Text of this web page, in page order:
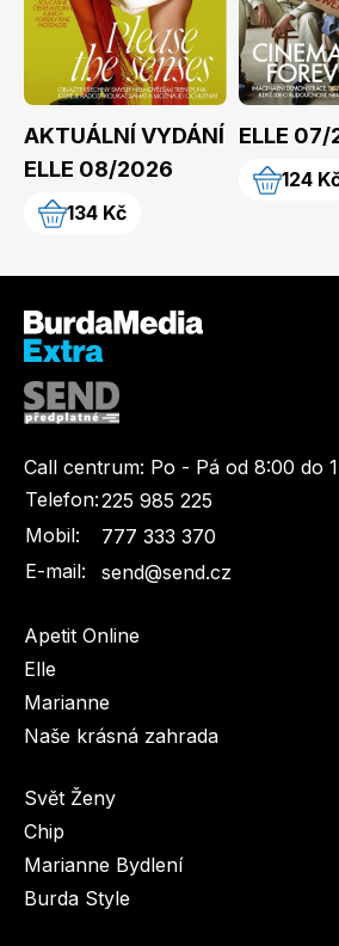
AKTUÁLNÍ VYDÁNÍ
ELLE 08/2026
134 Kč
ELLE
124
Call centrum: Po - Pá od 8:00 do
Telefon:225 985 225
Mobil:
777 333 370
E-mail:
send@send.cz
Apetit Online
Elle
Marianne
Naše krásná zahrada
Svět Ženy
Chip
Marianne Bydlení
Burda Style